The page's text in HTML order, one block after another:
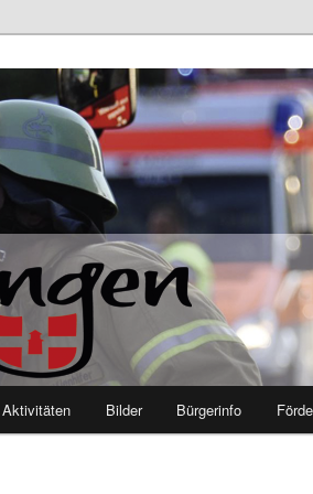
Mutlangen
Aktivitäten Bilder Bürgerinfo